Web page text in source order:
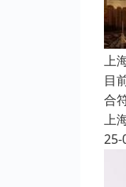
上
目
合
上
25-